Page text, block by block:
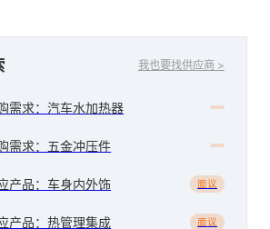
我也要找供应商 >
需求：汽车水加热器
需求：五金冲压件
产品：车身内外饰 面议
产品：热管理集成 面议